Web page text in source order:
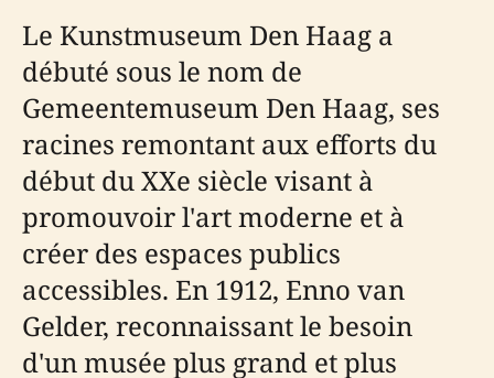
Le Kunstmuseum Den Haag a
débuté sous le nom de
Gemeentemuseum Den Haag, ses
racines remontant aux efforts du
début du XXe siècle visant à
promouvoir l'art moderne et à
créer des espaces publics
accessibles. En 1912, Enno van
Gelder, reconnaissant le besoin
d'un musée plus grand et plus